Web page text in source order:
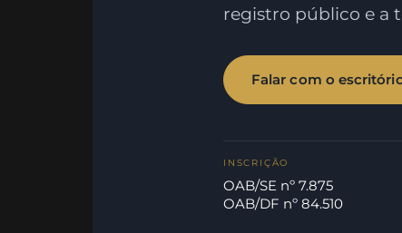
registro público e a
Falar com o
INSCRIÇÃO
OAB/SE nº 7.875
OAB/DF nº 84.510